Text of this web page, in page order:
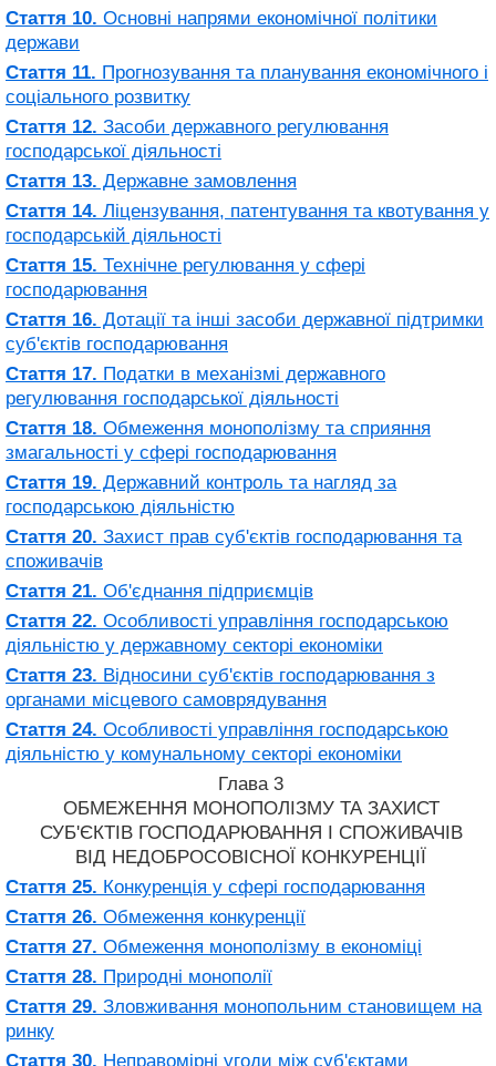
Стаття 10. Основні напрями економічної політики
держави
Стаття 11. Прогнозування та планування економічного і
соціального розвитку
Стаття 12. Засоби державного регулювання
господарської діяльності
Стаття 13. Державне замовлення
Стаття 14. Ліцензування, патентування та квотування у
господарській діяльності
Стаття 15. Технічне регулювання у сфері
господарювання
Стаття 16. Дотації та інші засоби державної підтримки
суб'єктів господарювання
Стаття 17. Податки в механізмі державного
регулювання господарської діяльності
Стаття 18. Обмеження монополізму та сприяння
змагальності у сфері господарювання
Стаття 19. Державний контроль та нагляд за
господарською діяльністю
Стаття 20. Захист прав суб'єктів господарювання та
споживачів
Стаття 21. Об'єднання підприємців
Стаття 22. Особливості управління господарською
діяльністю у державному секторі економіки
Стаття 23. Відносини суб'єктів господарювання з
органами місцевого самоврядування
Стаття 24. Особливості управління господарською
діяльністю у комунальному секторі економіки
Глава 3
ОБМЕЖЕННЯ МОНОПОЛІЗМУ ТА ЗАХИСТ
СУБ'ЄКТІВ ГОСПОДАРЮВАННЯ І СПОЖИВАЧІВ
ВІД НЕДОБРОСОВІСНОЇ КОНКУРЕНЦІЇ
Стаття 25. Конкуренція у сфері господарювання
Стаття 26. Обмеження конкуренції
Стаття 27. Обмеження монополізму в економіці
Стаття 28. Природні монополії
Стаття 29. Зловживання монопольним становищем на
ринку
Стаття 30. Неправомірні угоди між суб'єктами